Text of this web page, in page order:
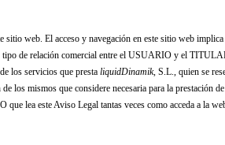
web. El acceso y navegación en este sitio web
de relación comercial entre el USUARIO y el
los servicios que presta liquidDinamik, S.L., quien se
los mismos que considere necesaria para la prestación
lea este Aviso Legal tantas veces como acceda a la